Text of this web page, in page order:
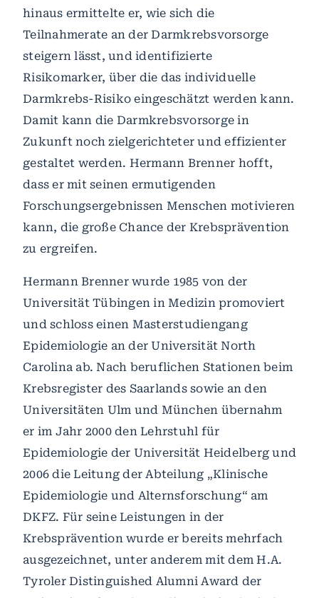
hinaus ermittelte er, wie sich die
Teilnahmerate an der Darmkrebsvorsorge
steigern lässt, und identifizierte
Risikomarker, über die das individuelle
Darmkrebs-Risiko eingeschätzt werden kann.
Damit kann die Darmkrebsvorsorge in
Zukunft noch zielgerichteter und effizienter
gestaltet werden. Hermann Brenner hofft,
dass er mit seinen ermutigenden
Forschungsergebnissen Menschen motivieren
kann, die große Chance der Krebsprävention
zu ergreifen.
Hermann Brenner wurde 1985 von der
Universität Tübingen in Medizin promoviert
und schloss einen Masterstudiengang
Epidemiologie an der Universität North
Carolina ab. Nach beruflichen Stationen beim
Krebsregister des Saarlands sowie an den
Universitäten Ulm und München übernahm
er im Jahr 2000 den Lehrstuhl für
Epidemiologie der Universität Heidelberg und
2006 die Leitung der Abteilung „Klinische
Epidemiologie und Alternsforschung“ am
DKFZ. Für seine Leistungen in der
Krebsprävention wurde er bereits mehrfach
ausgezeichnet, unter anderem mit dem H.A.
Tyroler Distinguished Alumni Award der